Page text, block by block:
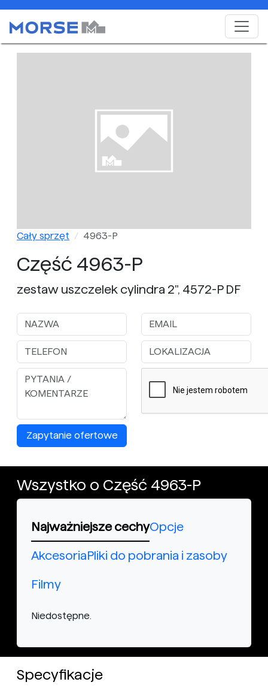
Cały sprzęt 4963-P
Część 4963-P
zestaw uszczelek cylindra 2", 4572-P DF
Zapytanie ofertowe
Wszystko o Część 4963-P
Najważniejsze cechyOpcje
AkcesoriaPliki do pobrania i zasoby
Filmy
Niedostępne.
Specyfikacje